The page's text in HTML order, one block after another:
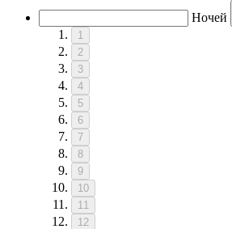
Ночей
1
2
3
4
5
6
7
8
9
10
11
12